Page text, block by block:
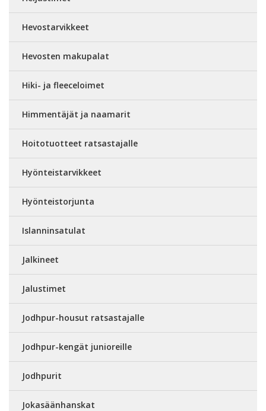
Hevostarvikkeet
Hevosten makupalat
Hiki- ja fleeceloimet
Himmentäjät ja naamarit
Hoitotuotteet ratsastajalle
Hyönteistarvikkeet
Hyönteistorjunta
Islanninsatulat
Jalkineet
Jalustimet
Jodhpur-housut ratsastajalle
Jodhpur-kengät junioreille
Jodhpurit
Jokasäänhanskat